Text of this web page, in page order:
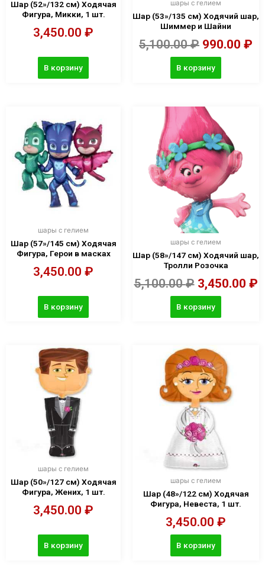
Шар (52»/132 см) Ходячая
Фигура, Микки, 1 шт.
3,450.00 ₽
В корзину
шары с гелием
Шар (53»/135 см) Ходячий шар,
Шиммер и Шайни
5,100.00₽ 990.00 ₽
В корзину
шары с гелием
Шар (57»/145 см) Ходячая
Фигура, Герои в масках
3,450.00 ₽
В корзину
шары с гелием
Шар (58»/147 см) Ходячий шар,
Тролли Розочка
5,100.00₽ 3,450.00 ₽
В корзину
шары с гелием
Шар (50»/127 см) Ходячая
Фигура, Жених, 1 шт.
3,450.00 ₽
В корзину
шары с гелием
Шар (48»/122 см) Ходячая
Фигура, Невеста, 1 шт.
3,450.00 ₽
В корзину